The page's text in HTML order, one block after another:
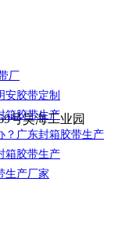
厂
安胶带定制
箱胶带生产
？广东封箱胶带生产
箱胶带生产
生产厂家
号昊海工业园